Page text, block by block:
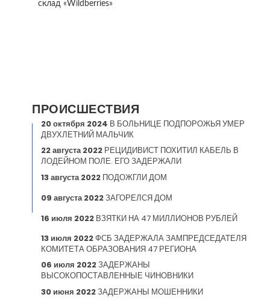
склад «Wildberries»
ПРОИСШЕСТВИЯ
20 октября 2024 В БОЛЬНИЦЕ ПОДПОРОЖЬЯ УМЕР
ДВУХЛЕТНИЙ МАЛЬЧИК
22 августа 2022 РЕЦИДИВИСТ ПОХИТИЛ КАБЕЛЬ В
ЛОДЕЙНОМ ПОЛЕ. ЕГО ЗАДЕРЖАЛИ
13 августа 2022 ПОДОЖГЛИ ДОМ
09 августа 2022ЗАГОРЕЛСЯ ДОМ
16 июля 2022 ВЗЯТКИ НА 47 МИЛЛИОНОВ РУБЛЕЙ
13 июля 2022ФСБ ЗАДЕРЖАЛА ЗАМПРЕДСЕДАТЕЛЯ
КОМИТЕТА ОБРАЗОВАНИЯ 47 РЕГИОНА
06 июля 2022ЗАДЕРЖАНЫ
ВЫСОКОПОСТАВЛЕННЫЕ ЧИНОВНИКИ
30 июня 2022ЗАДЕРЖАНЫ МОШЕННИКИ